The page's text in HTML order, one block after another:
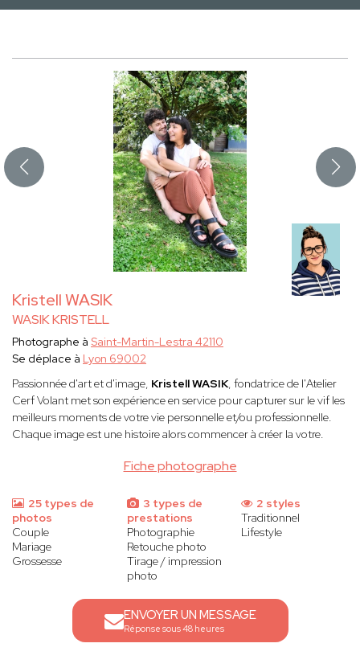
Kristell WASIK
WASIK KRISTELL
Fiche photographe
Photographe à Saint-Martin-Lestra 42110
Se déplace à Lyon 69002
Passionnée d'art et d'image, Kristell WASIK, fondatrice de l'Atelier
Cerf Volant met son expérience en service pour capturer sur le vif les
meilleurs moments de votre vie personnelle et/ou professionnelle.
Chaque image est une histoire alors commencer à créer la votre.
25 types de
photos
Couple
Mariage
Grossesse
3 types de
prestations
Photographie
Retouche photo
Tirage / impression
photo
2 styles
Traditionnel
Lifestyle
ENVOYER UN MESSAGE
Réponse sous 48 heures